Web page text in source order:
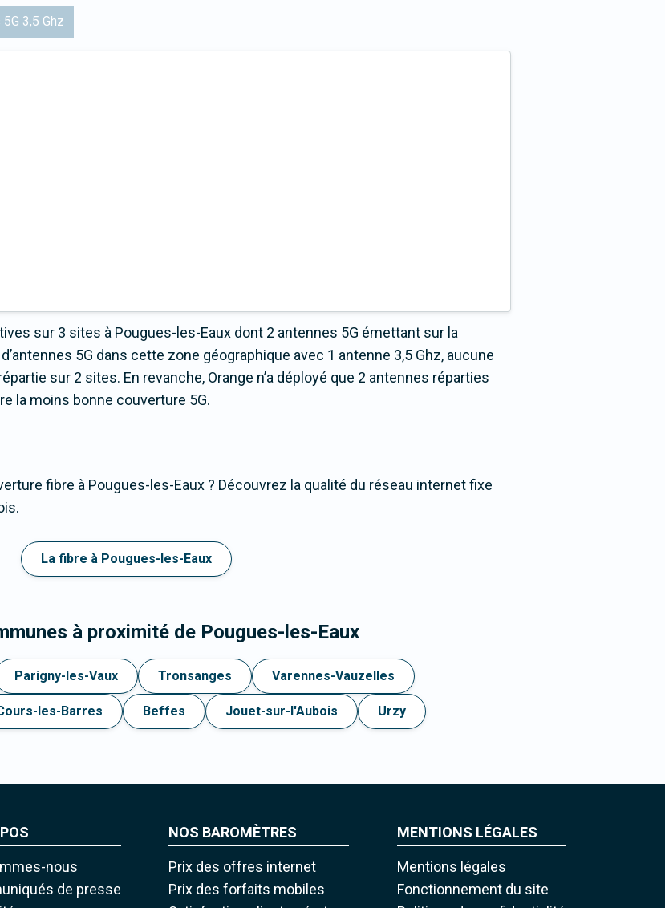
3,5 Ghz
sur 3 sites à Pougues-les-Eaux dont 2 antennes 5G émettant sur la
5G dans cette zone géographique avec 1 antenne 3,5 Ghz, aucune
sur 2 sites. En revanche, Orange n’a déployé que 2 antennes réparties
la moins bonne couverture 5G.
fibre à Pougues-les-Eaux ? Découvrez la qualité du réseau internet fixe
La fibre à Pougues-les-Eaux
à proximité de Pougues-les-Eaux
Parigny-les-Vaux Tronsanges Varennes-Vauzelles
les-Barres Beffes Jouet-sur-l'Aubois Urzy
nous
de presse
NOS BAROMÈTRES
Prix des offres internet
Prix des forfaits mobiles
MENTIONS LÉGALES
Mentions légales
Fonctionnement du site